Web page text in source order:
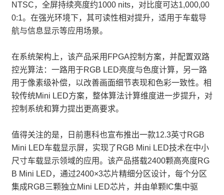
NTSC，全屏持续亮度约1000 nits，对比度可达1,000,00
0:1。在强光环境下，其可读性相对提升，适用于车载导
航与信息显示等应用场景。
在系统架构上，该产品采用FPGA控制方案，并配置双路
控光算法：一路用于RGB LED亮度与色度计算，另一路
用于像素级补偿，以改善画面细节表现和色彩一致性。相
较传统Mini LED方案，整体算法计算维度进一步提升，对
控制系统和算力提出更高要求。
值得关注的是，日前惠科也宣布推出一款12.3英寸RGB
Mini LED车载显示屏，实现了RGB Mini LED技术在中小
尺寸车载显示领域的应用。该产品搭载2400颗高亮度RG
B Mini LED，通过2400×3芯片精细分区设计，每个分区
集成RGB三颗独立Mini LED芯片，并由单颗IC集中驱